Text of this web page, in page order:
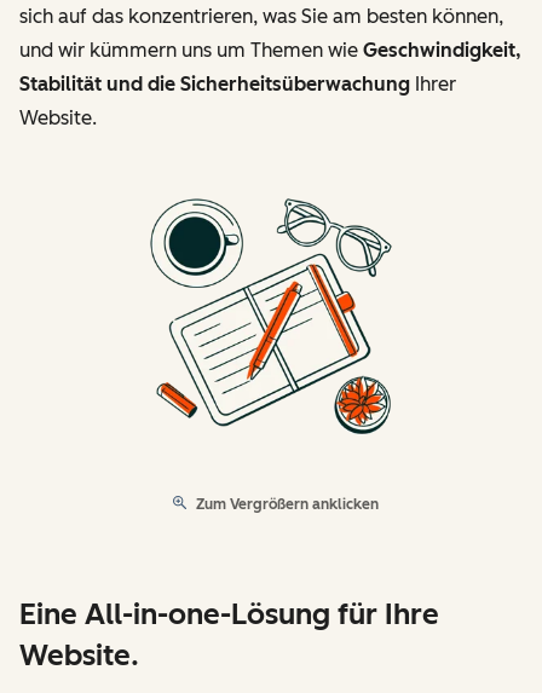
sich auf das konzentrieren, was Sie am besten können,
und wir kümmern uns um Themen wie Geschwindigkeit,
Stabilität und die Sicherheitsüberwachung Ihrer
Website.
Zum Vergrößern anklicken
Eine All-in-one-Lösung für Ihre
Website.